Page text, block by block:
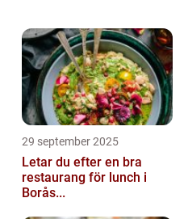
29 september 2025
Letar du efter en bra
restaurang för lunch i
Borås...